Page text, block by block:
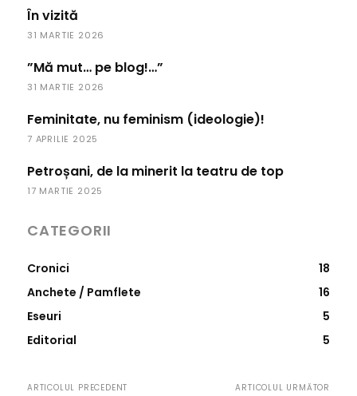
În vizită
31 MARTIE 2026
”Mă mut… pe blog!…”
31 MARTIE 2026
Feminitate, nu feminism (ideologie)!
7 APRILIE 2025
Petroșani, de la minerit la teatru de top
17 MARTIE 2025
CATEGORII
Cronici
18
Anchete / Pamflete
16
Eseuri
5
Editorial
5
ARTICOLUL PRECEDENT ARTICOLUL URMĂTOR